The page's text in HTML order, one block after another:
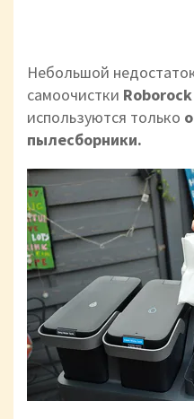
Небольшой
самоочистки
используются только
пылесборники.